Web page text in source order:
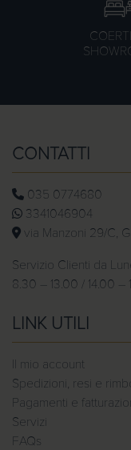
CONTATTI
035 0774680
3341046904
via Manzoni 29/C,
Servizio Clienti da
8.30 – 13.00 / 14.00 –
LINK UTILI
Il mio account
Spedizioni, resi e
Pagamenti e
Servizi
FAQs